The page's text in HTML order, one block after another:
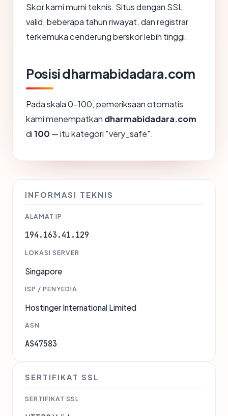
Skor kami murni teknis. Situs dengan SSL
valid, beberapa tahun riwayat, dan registrar
terkemuka cenderung berskor lebih tinggi.
Posisi dharmabidadara.com
Pada skala 0-100, pemeriksaan otomatis
kami menempatkan dharmabidadara.com
di100 — itu kategori "very_safe".
INFORMASI TEKNIS
ALAMAT IP
194.163.41.129
LOKASI SERVER
Singapore
ISP / PENYEDIA
Hostinger International Limited
ASN
AS47583
SERTIFIKAT SSL
SERTIFIKAT SSL